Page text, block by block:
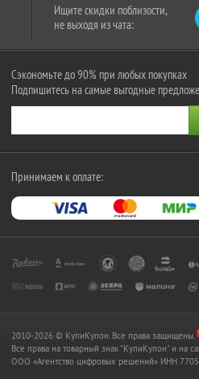
Ищите скидки поблизости,
не выходя из чата:
Сэкономьте до 90% при любых покупках
Подпишитесь на самые выгодные
Принимаем к оплате:
2010-2026 © КупиКупон. Все права защищены.
Все права на товарный знак "КупиКупон" и на
OOO «Агентство цифровых решений» ИНН